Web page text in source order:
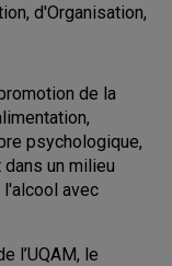
d'Organisation,
de la
psychologique,
un milieu
l'alcool avec
l’UQAM, le